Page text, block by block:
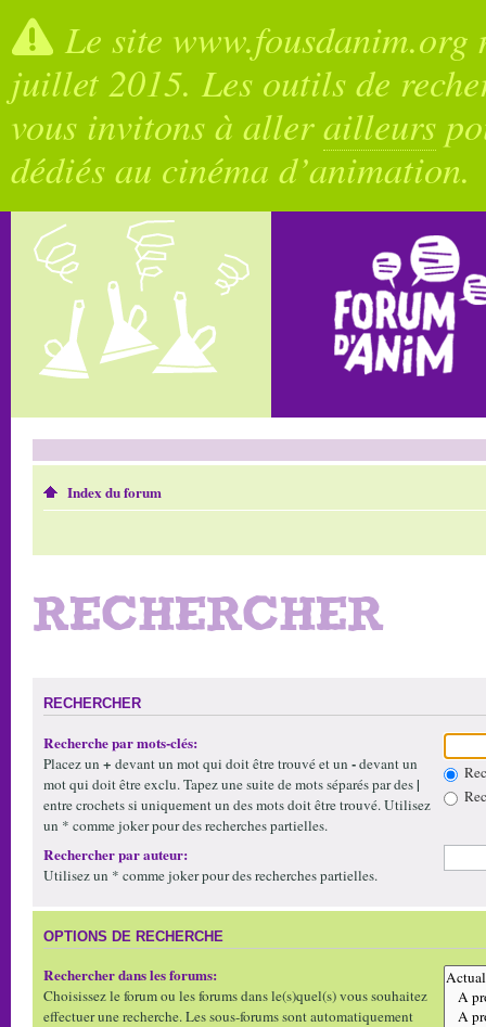
Le site
juillet 2015. Les outils de
vous invitons à allerailleurs
dédiés au cinéma d’animation.
Index du forum
RECHERCHER
RECHERCHER
Recherche par mots-clés:
Placez un + devant un mot qui doit être trouvé et un -devant un
mot qui doit être exclu. Tapez une suite de mots séparés par des|
entre crochets si uniquement un des mots doit être trouvé. Utilisez
un * comme joker pour des recherches partielles.
Rechercher par auteur:
Utilisez un * comme joker pour des recherches partielles.
OPTIONS DE RECHERCHE
Rechercher dans les forums:
Choisissez le forum ou les forums dans le(s)quel(s) vous souhaitez
effectuer une recherche. Les sous-forums sont automatiquement